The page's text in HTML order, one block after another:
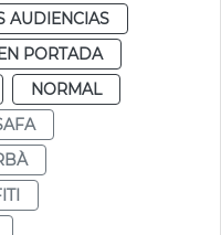
AUDIENCIAS
PORTADA
NORMAL